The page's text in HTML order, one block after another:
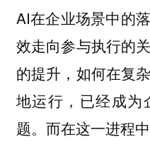
AI在企业场景中的
效走向参与执行的
的提升，如何在复
地运行，已经成为
题。而在这一进程